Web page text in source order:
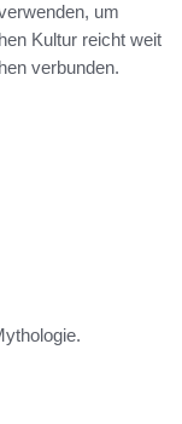
um
Kultur reicht weit
verbunden.